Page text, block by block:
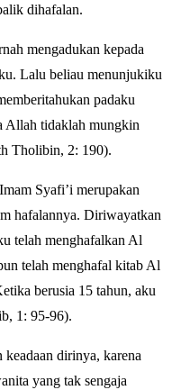
dihafalan.
mengadukan kepada
Lalu beliau menunjukiku
padaku
Allah tidaklah mungkin
Tholibin, 2: 190).
Syafi’i merupakan
hafalannya. Diriwayatkan
telah menghafalkan Al
telah menghafal kitab Al
berusia 15 tahun, aku
1: 95-96).
dirinya, karena
yang tak sengaja